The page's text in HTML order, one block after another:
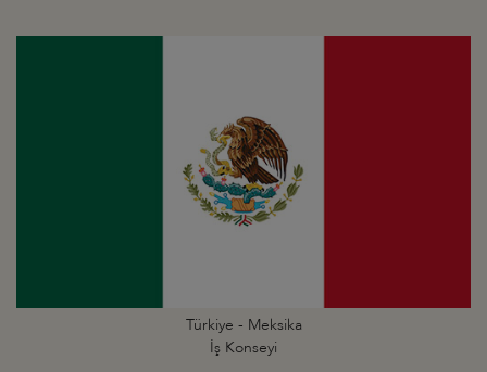
Türkiye - Meksika
İş Konseyi